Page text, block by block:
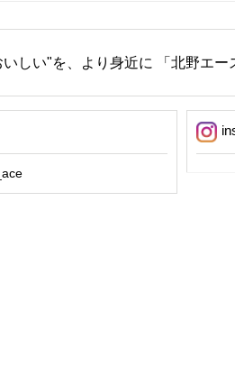
いしい"を、より身近に 「北野エー